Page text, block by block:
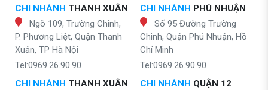
CHI NHÁNH THANH XUÂN
Ngõ 109, Trường Chinh,
P. Phương Liệt, Quận Thanh
Xuân, TP Hà Nội
Tel:0969.26.90.90
CHI NHÁNH THANH XUÂN
CHI NHÁNH PHÚ NHUẬN
Số 95 Đường Trường
Chinh, Quận Phú Nhuận, Hồ
Chí Minh
Tel:0969.26.90.90
CHI NHÁNH QUẬN 12